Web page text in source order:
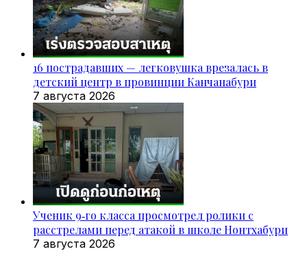
16 пострадавших — легковушка врезалась в
детский центр в провинции Канчанабури
7 августа 2026
Ученик 9‑го класса просмотрел ролики с
расстрелами перед атакой в школе Нонтхабури
7 августа 2026